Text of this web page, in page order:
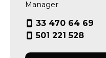
Manager
33 470 64 69
501 221 528